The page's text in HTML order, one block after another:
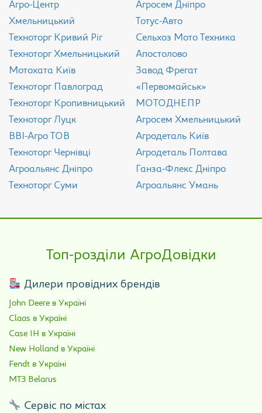
Агро-Центр
Хмельницький
Техноторг Кривий Ріг
Техноторг Хмельницький
Мотохата Київ
Техноторг Павлоград
Техноторг Кропивницький
Техноторг Луцк
ВВІ-Агро ТОВ
Техноторг Чернівці
Агроальянс Дніпро
Техноторг Суми
Агросем Дніпро
Тотус-Авто
Сельхоз Мото Техника
Апостолово
Завод Фрегат
«Первомайськ»
МОТОДНЕПР
Агросем Хмельницький
Агродеталь Київ
Агродеталь Полтава
Ганза-Флекс Дніпро
Агроальянс Умань
Топ-розділи АгроДовідки
Дилери провідних брендів
John Deere в Україні
Claas в Україні
Case IH в Україні
New Holland в Україні
Fendt в Україні
МТЗ Belarus
Сервіс по містах